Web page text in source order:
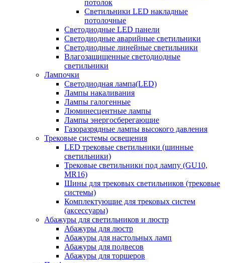
потолок
Светильники LED накладные
потолочные
Светодиодные LED панели
Светодиодные аварийные светильники
Светодиодные линейные светильники
Влагозащищенные светодиодные
светильники
Лампочки
Светодиодная лампа(LED)
Лампы накаливания
Лампы галогенные
Люминесцентные лампы
Лампы энергосберегающие
Газоразрядные лампы высокого давления
Трековые системы освещения
LED трековые светильники (шинные
светильники)
Трековые светильники под лампу (GU10,
MR16)
Шины для трековых светильников (трековые
системы)
Комплектующие для трековых систем
(аксессуары)
Абажуры для светильников и люстр
Абажуры для люстр
Абажуры для настольных ламп
Абажуры для подвесов
Абажуры для торшеров